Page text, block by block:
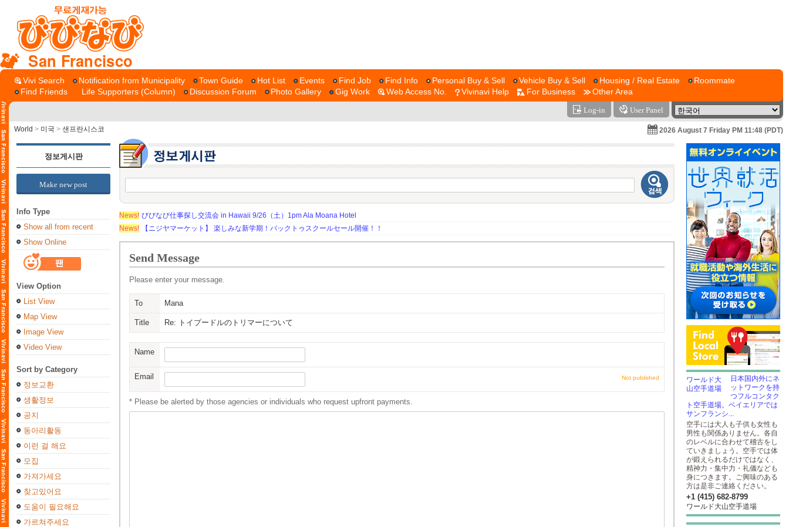
San Francisco
Vivi Search Notification from Municipality Town Guide Hot List Events Find Job Find Info Personal Buy & Sell Vehicle Buy & Sell Housing / Real Estate
Roommate
Find Friends
Life Supporters (Column) Discussion Forum Photo Gallery Gig Work Web Access No. Vivinavi Help For Business Other Area
Log-in User Panel
World > 미국 > 샌프란시스코 2026 August 7 Friday PM 11:48 (PDT)
정보게시판
Make new post
Info Type
Show all from recent
Show Online
View Option
List View
Map View
Image View
Video View
Sort by Category
정보교환
생활정보
공지
동아리활동
이런 걸 해요
모집
가져가세요
찾고있어요
도움이 필요해요
가르쳐주세요
News! びびなび仕事探し交流会 in Hawaii 9/26（土）1pm Ala Moana Hotel
News!
【ニジヤマーケット】 楽しみな新学期！バックトゥスクールセール開催！！
Send Message
Please enter your message.
To Mana
Title Re: トイプードルのトリマーについて
Name
Email Not published
* Please be alerted by those agencies or individuals who request upfront payments.
日本国内外にネ
ットワークを持
つフルコンタク
ト空手道場。ベイエリアでは
サンフランシ...
空手には大人も子供も女性も
男性も関係ありません。各自
のレベルに合わせて稽古をし
ていきましょう。空手では体
が鍛えられるだけではなく、
精神力・集中力・礼儀なども
身につきます。ご興味のある
方は是非ご連絡ください。
+1 (415) 682-8799
ワールド大山空手道場